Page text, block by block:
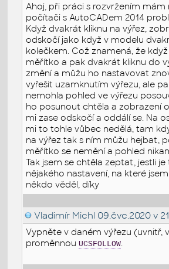
Ahoj, při práci s rozvržením
počítači s AutoCADem 2014
Když dvakrát kliknu na výřez,
odskočí jako když v modelu
kolečkem. Což znamená, že
měřítko a pak dvakrát kliknu do
změní a můžu ho nastavovat
vyřešit uzamknutím výřezu, ale
nemohla pohled ve výřezu
ho posunout chtěla a zobrazení
mi zase odskočí a oddálí se. Na
mi to tohle vůbec nedělá, tam
na výřez tak s ním můžu hejbat,
měřítko se nemění a pohled
Tak jsem se chtěla zeptat, jestli
nějakého nastavení, na které
někdo věděl, díky
Vladimír Michl 09.čvc.2020 v
Vypněte v daném výřezu (uvnitř,
proměnnou UCSFOLLOW.